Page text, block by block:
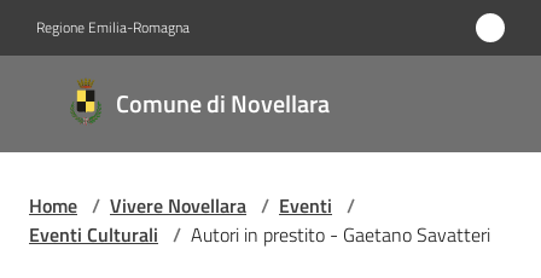
Regione Emilia-Romagna
Comune di Novellara
Comune
di
Novellara
Home / Vivere Novellara / Eventi /
Eventi Culturali / Autori in prestito - Gaetano Savatteri